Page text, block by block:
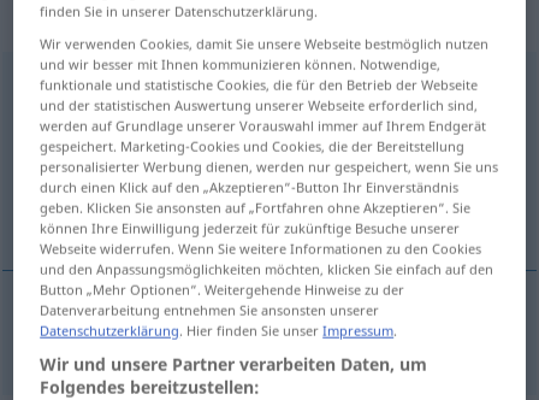
„Kleinkram“: Maskulinum
Kleinkramm UMG
Übersicht aller Übersetzungen
(Für mehr Details die Übersetzung anklicken/antippen)
babioles
babiolesfpl Kleinkram
finden Sie in unserer Datenschutzerklärung.
Wir verwenden Cookies, damit Sie unsere Webseite bestmöglich nutzen
und wir besser mit Ihnen kommunizieren können. Notwendige,
funktionale und statistische Cookies, die für den Betrieb der Webseite
und der statistischen Auswertung unserer Webseite erforderlich sind,
werden auf Grundlage unserer Vorauswahl immer auf Ihrem Endgerät
gespeichert. Marketing-Cookies und Cookies, die der Bereitstellung
personalisierter Werbung dienen, werden nur gespeichert, wenn Sie uns
durch einen Klick auf den „Akzeptieren“-Button Ihr Einverständnis
geben. Klicken Sie ansonsten auf „Fortfahren ohne Akzeptieren“. Sie
können Ihre Einwilligung jederzeit für zukünftige Besuche unserer
Webseite widerrufen. Wenn Sie weitere Informationen zu den Cookies
und den Anpassungsmöglichkeiten möchten, klicken Sie einfach auf den
Button „Mehr Optionen“. Weitergehende Hinweise zu der
Datenverarbeitung entnehmen Sie ansonsten unserer
Datenschutzerklärung. Hier finden Sie unserImpressum.
Wir und unsere Partner verarbeiten Daten, um
Folgendes bereitzustellen: